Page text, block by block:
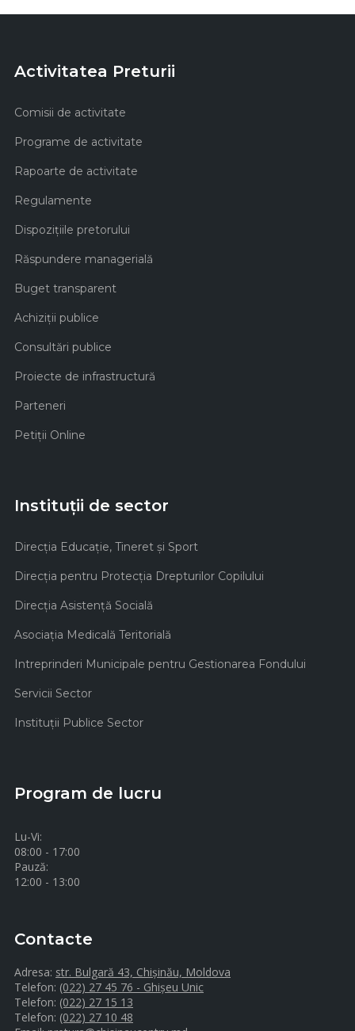
Activitatea Preturii
Comisii de activitate
Programe de activitate
Rapoarte de activitate
Regulamente
Dispozițiile pretorului
Răspundere managerială
Buget transparent
Achiziţii publice
Consultări publice
Proiecte de infrastructură
Parteneri
Petiții Online
Instituții de sector
Direcţia Educaţie, Tineret şi Sport
Direcţia pentru Protecţia Drepturilor Copilului
Direcţia Asistenţă Socială
Asociaţia Medicală Teritorială
Intreprinderi Municipale pentru Gestionarea Fondului
Servicii Sector
Instituţii Publice Sector
Program de lucru
Lu-Vi:
08:00 - 17:00
Pauză:
12:00 - 13:00
Contacte
Adresa: str. Bulgară 43, Chișinău, Moldova
Telefon: (022) 27 45 76 - Ghișeu Unic
Telefon: (022) 27 15 13
Telefon: (022) 27 10 48